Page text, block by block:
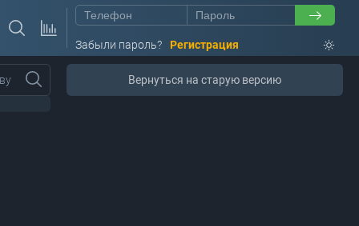
Забыли пароль? Регистрация
Вернуться на старую версию